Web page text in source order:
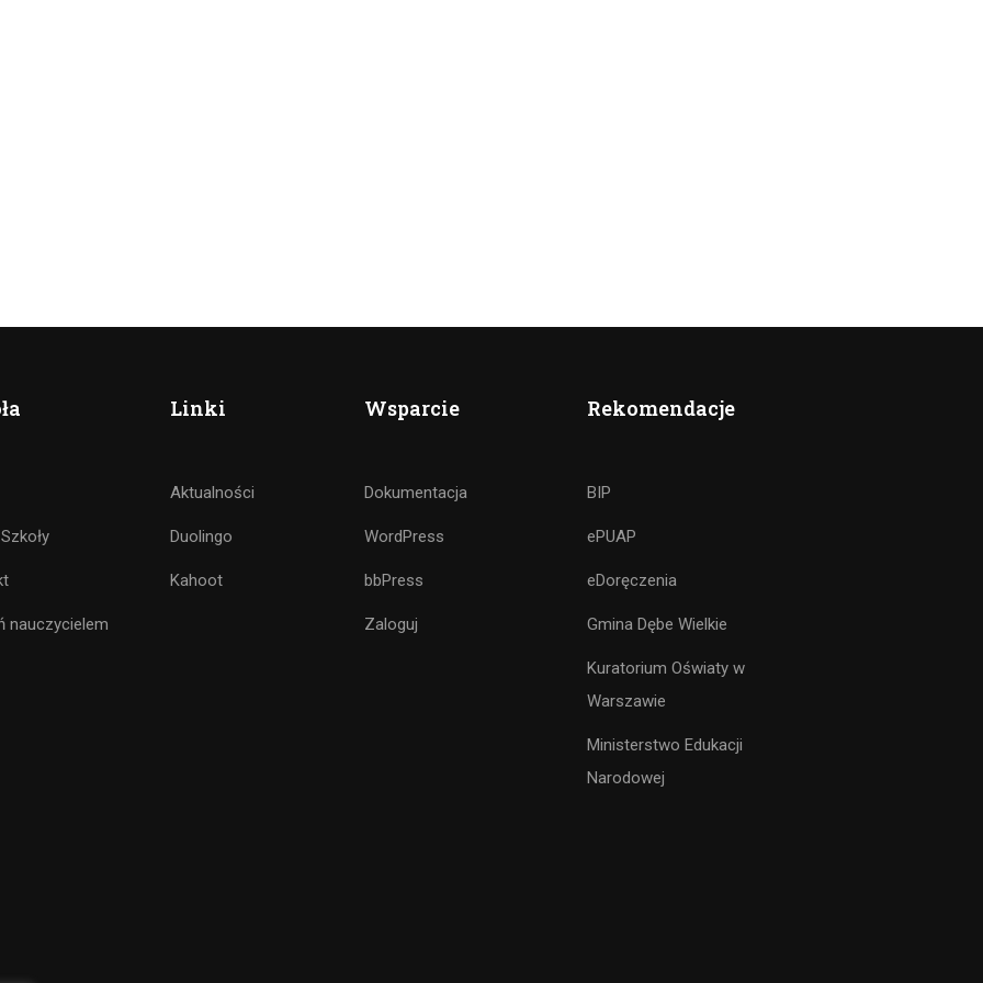
nauczycielem
Linki
Aktualności
Duolingo
Kahoot
Wsparcie
Dokumentacja
WordPress
bbPress
Zaloguj
Rekomendacje
BIP
ePUAP
eDoręczenia
Gmina Dębe Wielkie
Kuratorium Oświaty w
Warszawie
Ministerstwo Edukacji
Narodowej